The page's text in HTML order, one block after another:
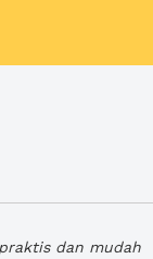
dan mudah